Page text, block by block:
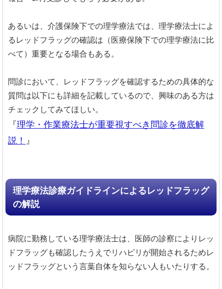
あるいは、介護保険下での理学療法では、理学療法士によ
るレッドフラッグの確認は（医療保険下での理学療法に比
べて）重要となる場合もある。
問診において、レッドフラッグを確認するための具体的な
質問は以下にも詳細を記載しているので、興味のある方は
チェックしてみてほしい。
『理学・作業療法士が重要視すべき問診を徹底解
説！
』
理学療法診療ガイドラインによるレッドフラッグ
の解説
病院に勤務している理学療法士は、医師の診察によりレッ
ドフラッグも確認したうえでリハビリが開始されるためレ
ッドフラッグという言葉自体を知らない人もいたりする。